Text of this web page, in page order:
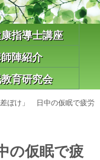
指導士講座
陣紹介
育研究会
ぼけ」 日中の仮眠で疲労
の仮眠で疲